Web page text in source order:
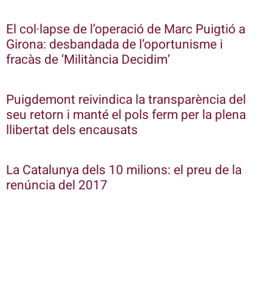
El col·lapse de l’operació de Marc Puigtió a
Girona: desbandada de l’oportunisme i
fracàs de ‘Militància Decidim’
Puigdemont reivindica la transparència del
seu retorn i manté el pols ferm per la plena
llibertat dels encausats
La Catalunya dels 10 milions: el preu de la
renúncia del 2017